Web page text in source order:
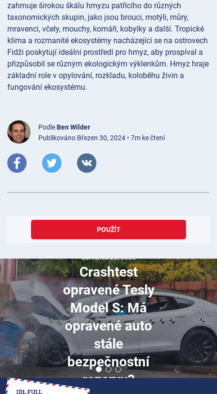
zahrnuje širokou škálu hmyzu patřícího do různých
taxonomických skupin, jako jsou brouci, motýli, můry,
mravenci, včely, mouchy, komáři, kobylky a další. Tropické
klima a rozmanité ekosystémy nacházející se na ostrovech
Fidži poskytují ideální prostředí pro hmyz, aby prospíval a
přizpůsobil se různým ekologickým výklenkům. Hmyz hraje
základní role v opylování, rozkladu, koloběhu živin a
fungování ekosystému.
Podle Ben Wilder
Publikováno Březen 30, 2024 • 7m ke čtení
POUŽÍT
Červenec 26, 2023
Crashtest
opravené Tesly
Model S: Má
opravené auto
stále
bezpečnostní
rezervu?